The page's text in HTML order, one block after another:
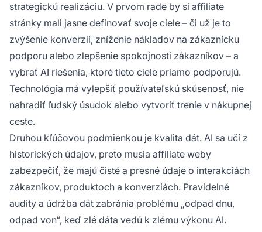
strategickú realizáciu. V prvom rade by si affiliate
stránky mali jasne definovať svoje ciele – či už je to
zvýšenie konverzií, zníženie nákladov na zákaznícku
podporu alebo zlepšenie spokojnosti zákazníkov – a
vybrať AI riešenia, ktoré tieto ciele priamo podporujú.
Technológia má vylepšiť používateľskú skúsenosť, nie
nahradiť ľudský úsudok alebo vytvoriť trenie v nákupnej
ceste.
Druhou kľúčovou podmienkou je kvalita dát. AI sa učí z
historických údajov, preto musia affiliate weby
zabezpečiť, že majú čisté a presné údaje o interakciách
zákazníkov, produktoch a konverziách. Pravidelné
audity a údržba dát zabránia problému „odpad dnu,
odpad von“, keď zlé dáta vedú k zlému výkonu AI.